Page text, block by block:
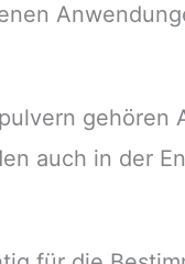
gehören
auch in der